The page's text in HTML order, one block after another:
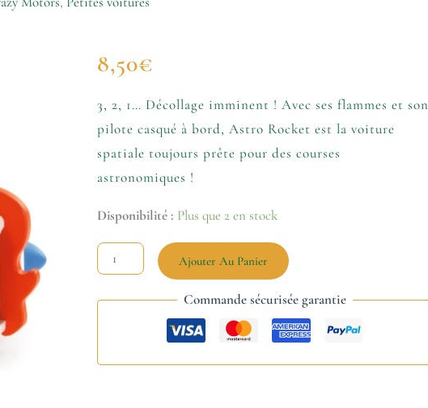
8,50€
3, 2, 1… Décollage imminent ! Avec ses flammes et son
pilote casqué à bord, Astro Rocket est la voiture
spatiale toujours prête pour des courses
astronomiques !
Disponibilité : Plus que 2 en stock
de
Crazy
-
Astro
Ajouter Au Panier
Commande sécurisée garantie